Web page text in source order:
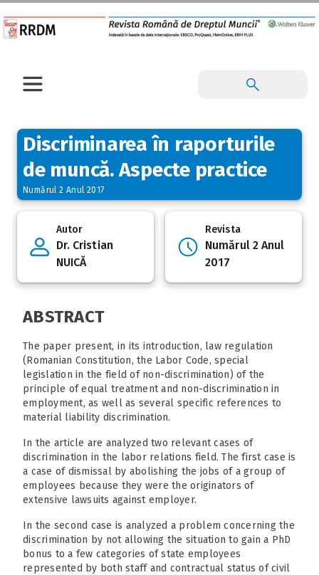
Discriminarea în raporturile
de muncă. Aspecte practice
Numărul 2 Anul 2017
Autor
Dr. Cristian
NUICĂ
Revista
Numărul 2 Anul
2017
ABSTRACT
The paper present, in its introduction, law regulation
(Romanian Constitution, the Labor Code, special
legislation in the field of non-discrimination) of the
principle of equal treatment and non-discrimination in
employment, as well as several specific references to
material liability discrimination.
In the article are analyzed two relevant cases of
discrimination in the labor relations field. The first case is
a case of dismissal by abolishing the jobs of a group of
employees because they were the originators of
extensive lawsuits against employer.
In the second case is analyzed a problem concerning the
discrimination by not allowing the situation to gain a PhD
bonus to a few categories of state employees
represented by both staff and contractual status of civil